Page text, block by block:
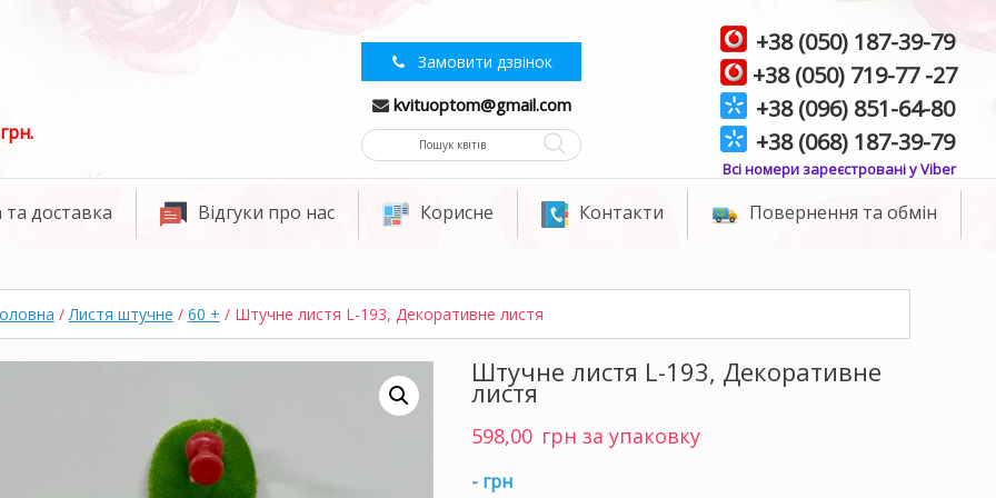
Замовити дзвінок
kvituoptom@gmail.com
+38 (050) 187-39-79
+38 (050) 719-77 -27
+38 (096) 851-64-80
+38 (068) 187-39-79
Всі номери зареєстровані у Viber
доставка Відгуки про нас Корисне Контакти Повернення та обмін
/Листя штучне / 60 + / Штучне листя L-193, Декоративне листя
Штучне листя L-193, Декоративне
листя
598,00 грн за упаковку
- грн